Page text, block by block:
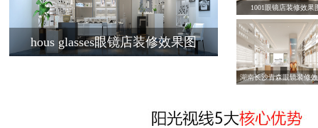
hous glasses眼镜店装修效果图
1001眼镜店装修效果
湖南长沙青森眼镜装修